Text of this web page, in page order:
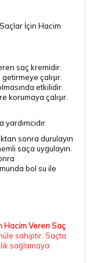
İçin Hacim
saç kremidir.
çalışır.
etkilidir.
korumaya çalışır.
sonra durulayın
saça uygulayın.
bol su ile
Hacim Veren Saç
sahiptir. Saçta
sağlamaya